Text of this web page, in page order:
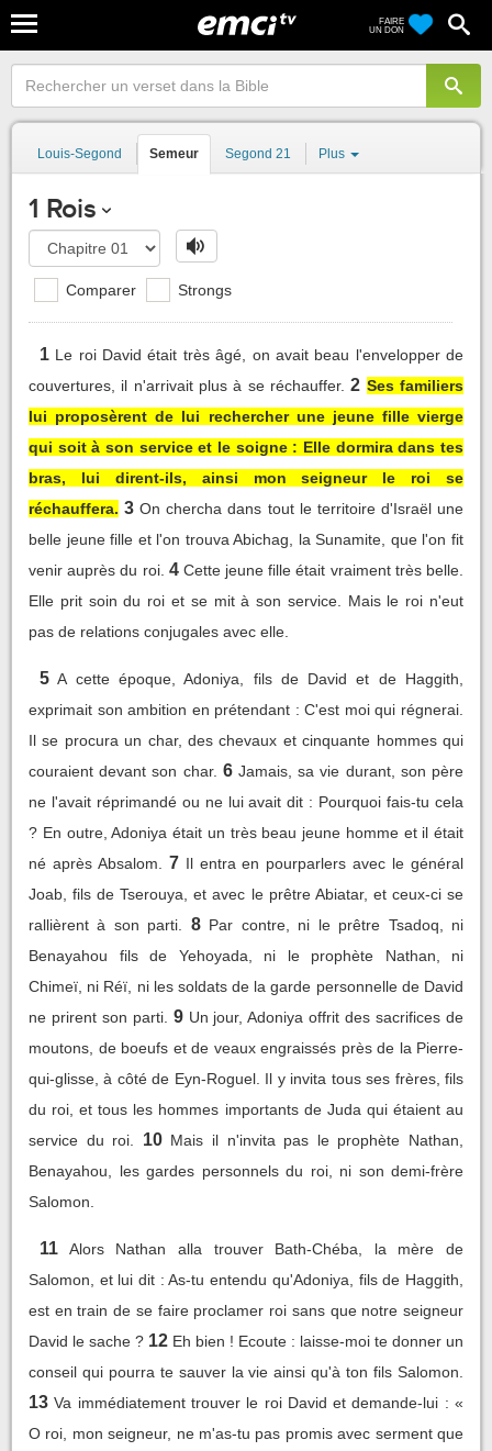
FAIRE
UN DON
Louis-Segond Semeur Segond 21 Plus
1 Rois
Comparer Strongs
1 Le roi David était très âgé, on avait beau l'envelopper de
couvertures, il n'arrivait plus à se réchauffer. 2 Ses familiers
lui proposèrent de lui rechercher une jeune fille vierge
qui soit à son service et le soigne : Elle dormira dans tes
bras, lui dirent-ils, ainsi mon seigneur le roi se
réchauffera. 3 On chercha dans tout le territoire d'Israël une
belle jeune fille et l'on trouva Abichag, la Sunamite, que l'on fit
venir auprès du roi. 4 Cette jeune fille était vraiment très belle.
Elle prit soin du roi et se mit à son service. Mais le roi n'eut
pas de relations conjugales avec elle.
5 A cette époque, Adoniya, fils de David et de Haggith,
exprimait son ambition en prétendant : C'est moi qui régnerai.
Il se procura un char, des chevaux et cinquante hommes qui
couraient devant son char. 6 Jamais, sa vie durant, son père
ne l'avait réprimandé ou ne lui avait dit : Pourquoi fais-tu cela
? En outre, Adoniya était un très beau jeune homme et il était
né après Absalom.
7 Il entra en pourparlers avec le général
Joab, fils de Tserouya, et avec le prêtre Abiatar, et ceux-ci se
rallièrent à son parti.
8 Par contre, ni le prêtre Tsadoq, ni
Benayahou fils de Yehoyada, ni le prophète Nathan, ni
Chimeï, ni Réï, ni les soldats de la garde personnelle de David
ne prirent son parti. 9 Un jour, Adoniya offrit des sacrifices de
moutons, de boeufs et de veaux engraissés près de la Pierre-
qui-glisse, à côté de Eyn-Roguel. Il y invita tous ses frères, fils
du roi, et tous les hommes importants de Juda qui étaient au
service du roi.
10 Mais il n'invita pas le prophète Nathan,
Benayahou, les gardes personnels du roi, ni son demi-frère
Salomon.
11
Alors Nathan alla trouver Bath-Chéba, la mère de
Salomon, et lui dit : As-tu entendu qu'Adoniya, fils de Haggith,
est en train de se faire proclamer roi sans que notre seigneur
David le sache ? 12 Eh bien ! Ecoute : laisse-moi te donner un
conseil qui pourra te sauver la vie ainsi qu'à ton fils Salomon.
13 Va immédiatement trouver le roi David et demande-lui : «
O roi, mon seigneur, ne m'as-tu pas promis avec serment que